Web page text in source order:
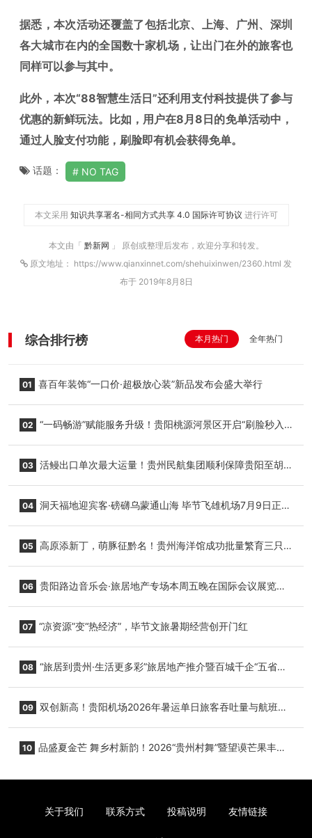
据悉，本次活动还覆盖了包括北京、上海、广州、深圳
各大城市在内的全国数十家机场，让出门在外的旅客也
同样可以参与其中。
此外，本次“88智慧生活日”还利用支付科技提供了参与
优惠的新鲜玩法。比如，用户在8月8日的免单活动中，
通过人脸支付功能，刷脸即有机会获得免单。
话题： NO TAG
本文采用 知识共享署名-相同方式共享 4.0 国际许可协议 进行许可
本文由「 黔新网 」 原创或整理后发布，欢迎分享和转发。
原文地址： https://www.qianxinnet.com/shehuixinwen/2360.html 发
布于 2019年8月8日
综合排行榜 本月热门 全年热门
01 喜百年装饰“一口价·超极放心装”新品发布会盛大举行
02 “一码畅游”赋能服务升级！贵阳桃源河景区开启“刷脸秒入
03 活鳗出口单次最大运量！贵州民航集团顺利保障贵阳至胡
04 洞天福地迎宾客·磅礴乌蒙通山海 毕节飞雄机场7月9日正式
05 高原添新丁，萌豚征黔名！贵州海洋馆成功批量繁育三只
06 贵阳路边音乐会·旅居地产专场本周五晚在国际会议展览中
07 “凉资源”变“热经济”，毕节文旅暑期经营创开门红
08 “旅居到贵州·生活更多彩”旅居地产推介暨百城千企“五省
09 双创新高！贵阳机场2026年暑运单日旅客吞吐量与航班起
10 品盛夏金芒 舞乡村新韵！2026“贵州村舞”暨望谟芒果丰收
关于我们 联系方式 投稿说明 友情链接